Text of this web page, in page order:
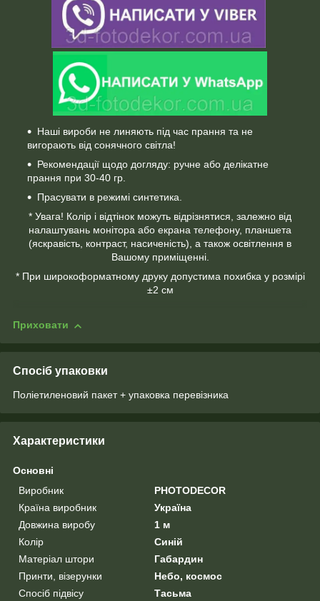
Наші вироби не линяють під час прання та не
вигорають від сонячного світла!
Рекомендації щодо догляду: ручне або делікатне
прання при 30-40 гр.
Прасувати в режимі синтетика.
* Увага! Колір і відтінок можуть відрізнятися, залежно від
налаштувань монітора або екрана телефону, планшета
(яскравість, контраст, насиченість), а також освітлення в
Вашому приміщенні.
* При широкоформатному друку допустима похибка у розмірі
±2 см
Приховати
Спосіб упаковки
Поліетиленовий пакет + упаковка перевізника
Характеристики
Основні
Виробник
PHOTODECOR
Країна виробник
Україна
Довжина виробу
1 м
Колір
Синій
Матеріал штори
Габардин
Принти, візерунки
Небо, космос
Спосіб підвісу
Тасьма